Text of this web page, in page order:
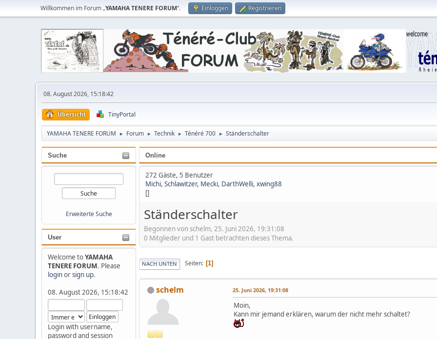
Willkommen im Forum „YAMAHA TENERE FORUM“. Einloggen Registrieren
08. August 2026, 15:18:42
Übersicht TinyPortal
YAMAHA TENERE FORUM ► Forum ► Technik ► Ténéré 700 ► Ständerschalter
Suche
Erweiterte Suche
User
Welcome toYAMAHA
TENERE FORUM. Please
loginorsign up.
08. August 2026, 15:18:42
Login with username,
password and session
Online
272 Gäste, 5 Benutzer
Michi, Schlawitzer, Mecki, DarthWelli, xwing88
[]
Ständerschalter
Begonnen von schelm, 25. Juni 2026, 19:31:08
0 Mitglieder und 1 Gast betrachten dieses Thema.
NACH UNTEN Seiten 1
schelm 25. Juni 2026, 19:31:08
Moin,
Kann mir jemand erklären, warum der nicht mehr schaltet?